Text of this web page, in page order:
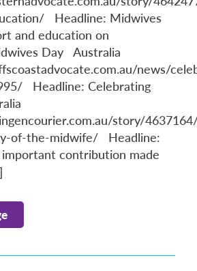
Headline: Midwives
and education on
Day Australia
news/
Headline: Celebrating
story/
of-the-midwife/ Headline:
important contribution made